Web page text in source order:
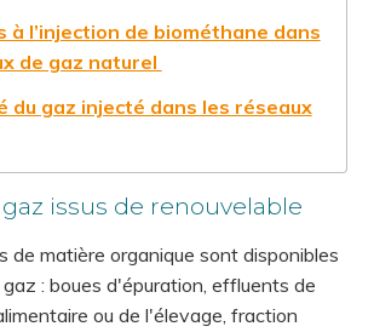
à l’injection de biométhane dans
de gaz naturel
du gaz injecté dans les réseaux
issus de renouvelable
de matière organique sont disponibles
: boues d'épuration, effluents de
ou de l'élevage, fraction